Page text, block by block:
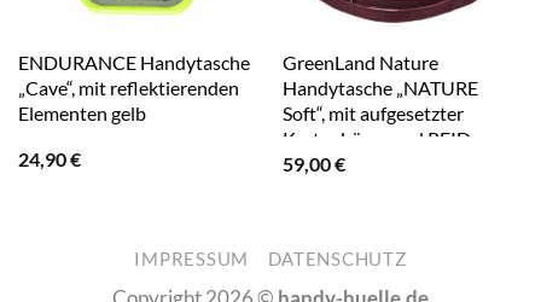
ENDURANCE Handytasche
„Cave“, mit reflektierenden
Elementen gelb
24,90€
GreenLand Nature
Handytasche „NATURE
Soft“, mit aufgesetzter
Kartenbörse und RFID-
Schutz rot
59,00€
IMPRESSUM DATENSCHUTZ